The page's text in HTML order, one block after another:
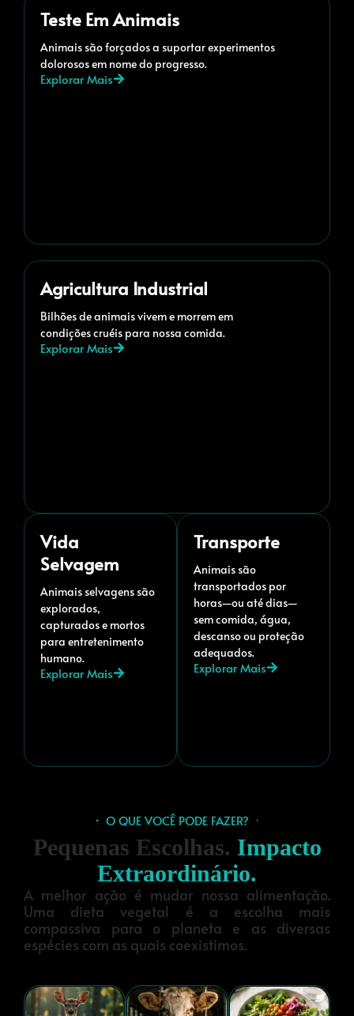
Teste Em Animais
Animais são forçados a suportar experimentos
dolorosos em nome do progresso.
Explorar Mais
Agricultura Industrial
Bilhões de animais vivem e morrem em
condições cruéis para nossa comida.
Explorar Mais
Vida
Selvagem
Animais selvagens são
explorados,
capturados e mortos
para entretenimento
humano.
Explorar Mais
Transporte
Animais são
transportados por
horas—ou até dias—
sem comida, água,
descanso ou proteção
adequados.
Explorar Mais
O QUE VOCÊ PODE FAZER?
Pequenas Escolhas. Impacto
Extraordinário.
A melhor ação é mudar nossa alimentação.
Uma dieta vegetal é a escolha mais
compassiva para o planeta e as diversas
espécies com as quais coexistimos.